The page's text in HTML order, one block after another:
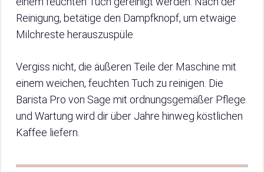
Reinigung, betätige den Dampfknopf, um etwaige
Milchreste herauszuspüle
Vergiss nicht, die äußeren Teile der Maschine mit
einem weichen, feuchten Tuch zu reinigen. Die
Barista Pro von Sage mit ordnungsgemäßer Pflege
und Wartung wird dir über Jahre hinweg köstlichen
Kaffee liefern.